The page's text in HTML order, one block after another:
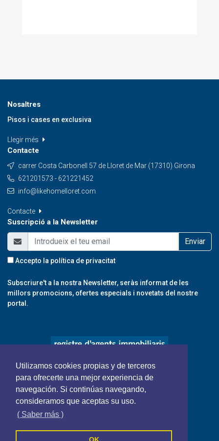
Utilizamos cookies propias y de terceros
para ofrecerte una mejor experiencia de
navegación. Si continúas navegando,
consideramos que aceptas su uso.
( Saber más )
Nosaltres
Pisos i cases en exclusiva
Llegir més
Contacte
carrer Costa Carbonell 57 de Lloret de Mar (17310) Girona
621201573 - 621221452
info@likehomelloret.com
Contacte
Suscripció a la Newsletter
Enviar
Accepto la política de privacitat
Subscriure't a la nostra Newsletter, seràs informat de les
millors promocions, ofertes especials i novetats del nostre
portal.